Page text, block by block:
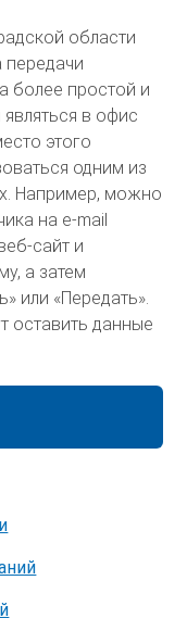
области
передачи
более простой и
в офис
этого
одним из
Например, можно
на e-mail
сайт и
а затем
или «Передать».
оставить данные